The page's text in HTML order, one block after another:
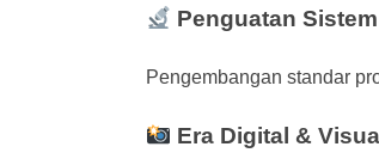
Penguatan Sistem
Pengembangan standar
Era Digital & Visual